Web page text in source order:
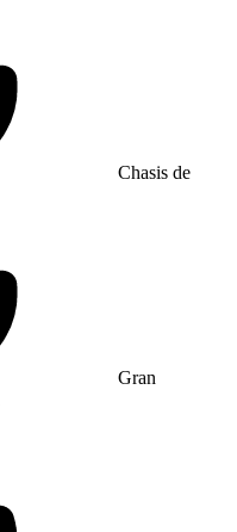
Chasis de
Gran